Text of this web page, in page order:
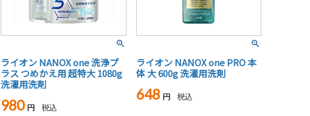
ライオン NANOX one 洗浄プ
ラス つめかえ用 超特大 1080g
洗濯用洗剤
980 税込
ライオン NANOX one PRO 本
体 大 600g 洗濯用洗剤
648 税込